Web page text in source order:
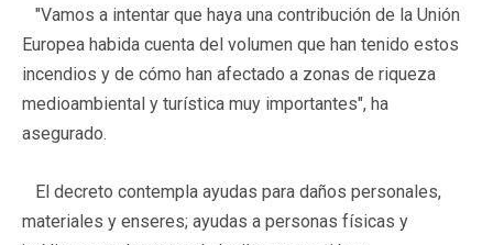
"Vamos a intentar que haya una contribución de la Unión
Europea habida cuenta del volumen que han tenido estos
incendios y de cómo han afectado a zonas de riqueza
medioambiental y turística muy importantes", ha
asegurado.
El decreto contempla ayudas para daños personales,
materiales y enseres; ayudas a personas físicas y